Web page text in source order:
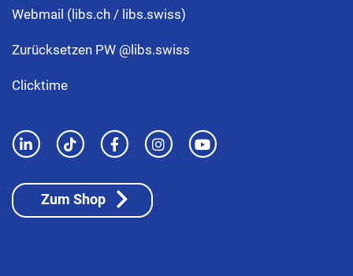
Webmail (libs.ch / libs.swiss)
Zurücksetzen PW @libs.swiss
Clicktime
Zum Shop